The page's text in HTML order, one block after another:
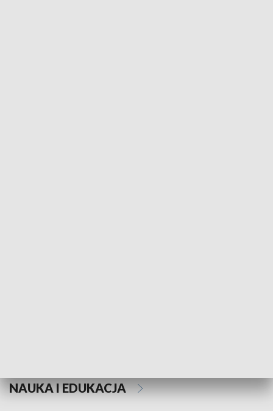
NAUKA I EDUKACJA